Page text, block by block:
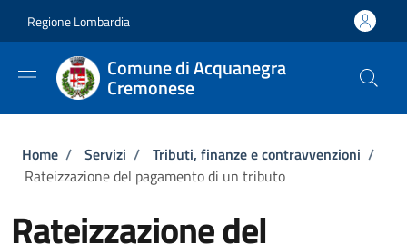
Regione Lombardia
Comune di Acquanegra
Cremonese
Briciole di pane
Home / Servizi / Tributi, finanze e contravvenzioni /
Rateizzazione del pagamento di un tributo
Rateizzazione del